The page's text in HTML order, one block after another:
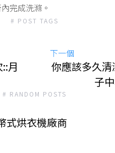
完成洗滌。
# POST TAGS
月
下一個
你應該多久
子
# RANDOM POSTS
式烘衣機廠商